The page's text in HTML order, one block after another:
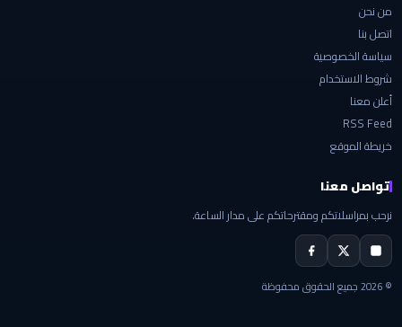
من نحن
اتصل بنا
سياسة الخصوصية
شروط الاستخدام
أعلن معنا
RSS Feed
خريطة الموقع
تواصل معنا
نرحب بمراسلاتكم ومقترحاتكم على مدار الساعة.
© 2026 جميع الحقوق محفوظة